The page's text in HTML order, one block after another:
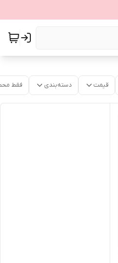
قیمت دسته‌بندی فقط